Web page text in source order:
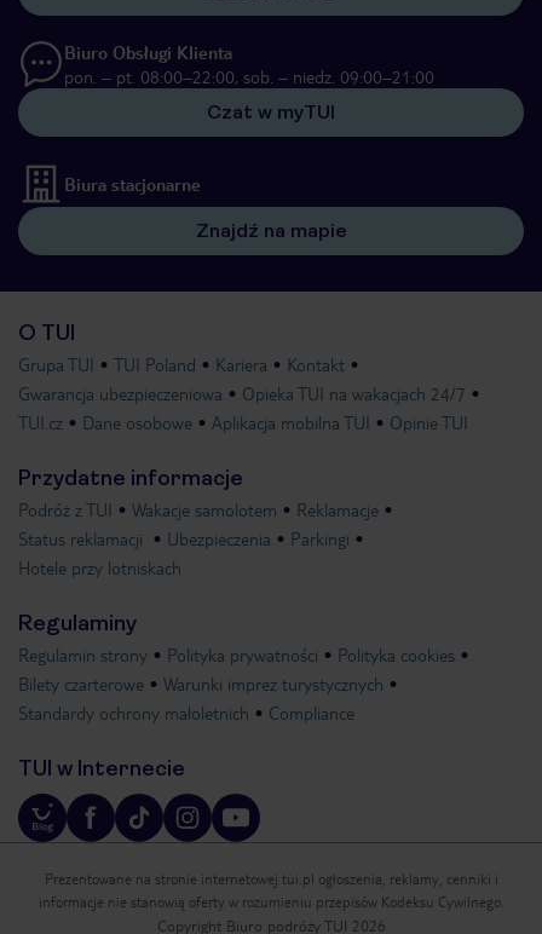
Biuro Obsługi Klienta
pon. – pt. 08:00–22:00, sob. – niedz. 09:00–21:00
Czat w myTUI
Biura stacjonarne
Znajdź na mapie
O TUI
Grupa TUI TUI Poland Kariera
Kontakt
Gwarancja ubezpieczeniowa
Opieka TUI na wakacjach 24/7
TUI.cz
Dane osobowe Aplikacja mobilna TUI Opinie TUI
Przydatne informacje
Podróż z TUI Wakacje samolotem
Reklamacje
Status reklamacji
Ubezpieczenia
Parkingi
Hotele przy lotniskach
Regulaminy
Regulamin strony Polityka prywatności
Polityka cookies
Bilety czarterowe
Warunki imprez turystycznych
Standardy ochrony małoletnich
Compliance
TUI w Internecie
Prezentowane na stronie internetowej tui.pl ogłoszenia, reklamy, cenniki i
informacje nie stanowią oferty w rozumieniu przepisów Kodeksu Cywilnego.
Copyright Biuro podróży TUI 2026